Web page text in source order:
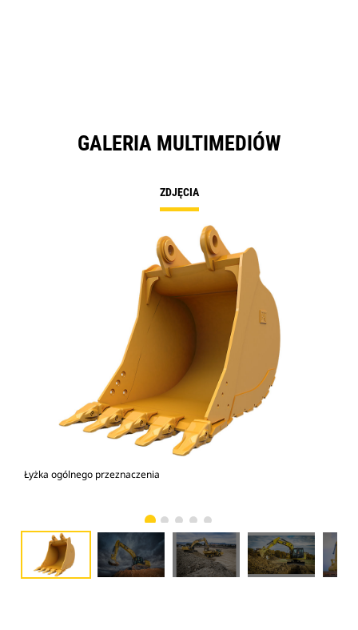
GALERIA MULTIMEDIÓW
ZDJĘCIA
Łyżka ogólnego przeznaczenia